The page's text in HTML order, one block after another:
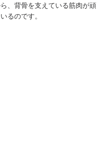
、背骨を支えている筋肉が頑
るのです。